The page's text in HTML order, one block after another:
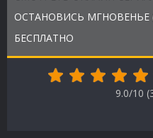
ОСТАНОВИСЬ МГНОВЕНЬЕ
БЕСПЛАТНО
9.0/10 (